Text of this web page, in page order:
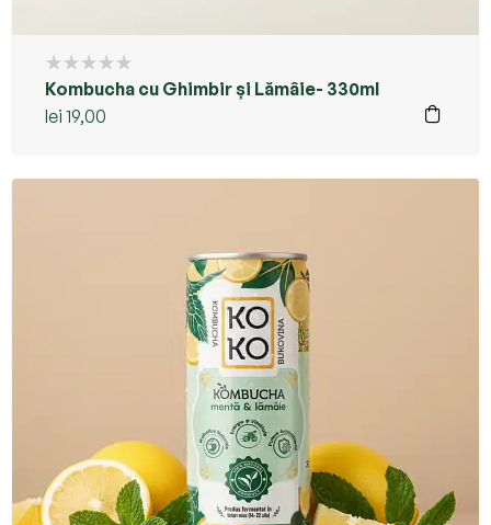
Kombucha cu Ghimbir și Lămâie- 330ml
lei 19,00